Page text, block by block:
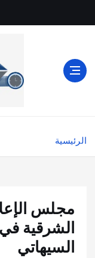
ل
الرئيسية
مجلس
الشرقية في
السيهاتي